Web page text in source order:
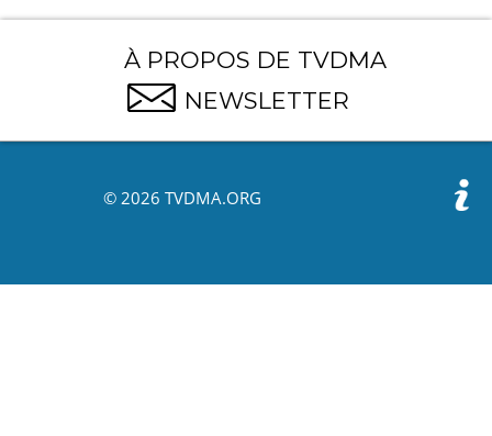
À PROPOS DE TVDMA
NEWSLETTER
© 2026 TVDMA.ORG